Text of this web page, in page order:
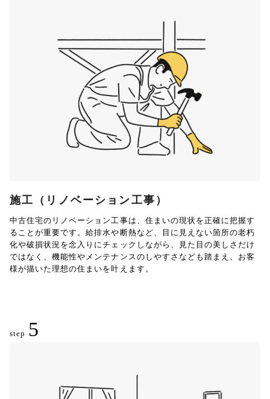
施工（リノベーション工事）
中古住宅のリノベーション工事は、住まいの現状を正確に把握す
ることが重要です。給排水や断熱など、目に見えない箇所の老朽
化や破損状況を念入りにチェックしながら、見た目の美しさだけ
ではなく、機能性やメンテナンスのしやすさなども踏まえ、お客
様が描いた理想の住まいを叶えます。
step 5